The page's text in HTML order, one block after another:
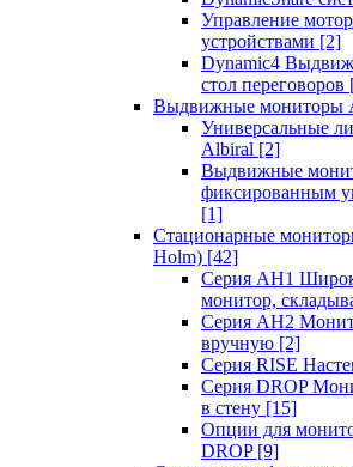
Управление
устройствами [2]
Dynamic4
стол переговоров
Выдвижные мониторы
Универсальные
Albiral [2]
Выдвижные
фиксированным
[1]
Стационарные
Holm) [42]
Серия AH1
монитор,
Серия AH2
вручную [2]
Серия RISE
Серия DROP
в стену [15]
Опции для
DROP [9]